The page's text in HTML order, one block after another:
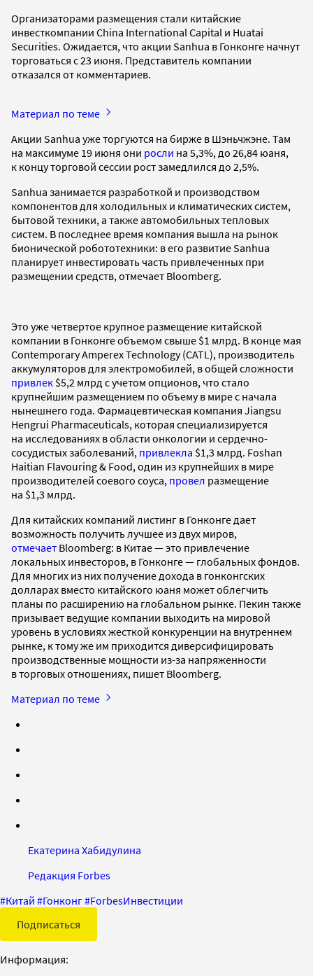
Организаторами размещения стали китайские
инвесткомпании China International Capital и Huatai
Securities. Ожидается, что акции Sanhua в Гонконге начнут
торговаться с 23 июня. Представитель компании
отказался от комментариев.
Материал по теме
Акции Sanhua уже торгуются на бирже в Шэньчжэне. Там
на максимуме 19 июня они росли на 5,3%, до 26,84 юаня,
к концу торговой сессии рост замедлился до 2,5%.
Sanhua занимается разработкой и производством
компонентов для холодильных и климатических систем,
бытовой техники, а также автомобильных тепловых
систем. В последнее время компания вышла на рынок
бионической робототехники: в его развитие Sanhua
планирует инвестировать часть привлеченных при
размещении средств, отмечает Bloomberg.
Это уже четвертое крупное размещение китайской
компании в Гонконге объемом свыше $1 млрд. В конце мая
Contemporary Amperex Technology (CATL), производитель
аккумуляторов для электромобилей, в общей сложности
привлек $5,2 млрд с учетом опционов, что стало
крупнейшим размещением по объему в мире с начала
нынешнего года. Фармацевтическая компания Jiangsu
Hengrui Pharmaceuticals, которая специализируется
на исследованиях в области онкологии и сердечно-
сосудистых заболеваний, привлекла $1,3 млрд. Foshan
Haitian Flavouring & Food, один из крупнейших в мире
производителей соевого соуса, провел размещение
на $1,3 млрд.
Для китайских компаний листинг в Гонконге дает
возможность получить лучшее из двух миров,
отмечает Bloomberg: в Китае — это привлечение
локальных инвесторов, в Гонконге — глобальных фондов.
Для многих из них получение дохода в гонконгских
долларах вместо китайского юаня может облегчить
планы по расширению на глобальном рынке. Пекин также
призывает ведущие компании выходить на мировой
уровень в условиях жесткой конкуренции на внутреннем
рынке, к тому же им приходится диверсифицировать
производственные мощности из-за напряженности
в торговых отношениях, пишет Bloomberg.
Материал по теме
Екатерина Хабидулина
Редакция Forbes
#Китай #Гонконг#ForbesИнвестиции
Подписаться
Информация: